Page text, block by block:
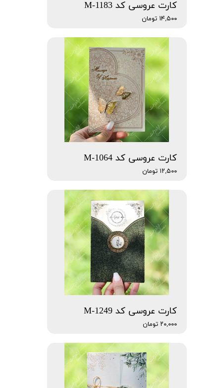
کارت عروسی کد M-1183
۱۴,۵۰۰ تومان
کارت عروسی کد M-1064
۱۲,۵۰۰ تومان
کارت عروسی کد M-1249
۲۰,۰۰۰ تومان